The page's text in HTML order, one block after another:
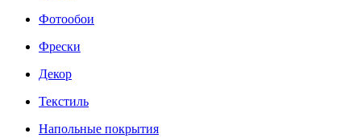
Фотообои
Фрески
Декор
Текстиль
Напольные покрытия